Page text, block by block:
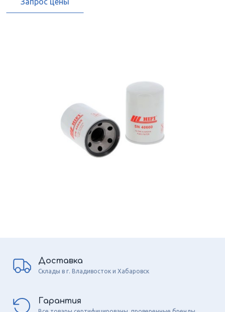
Доставка
Склады в г. Владивосток и Хабаровск
Гарантия